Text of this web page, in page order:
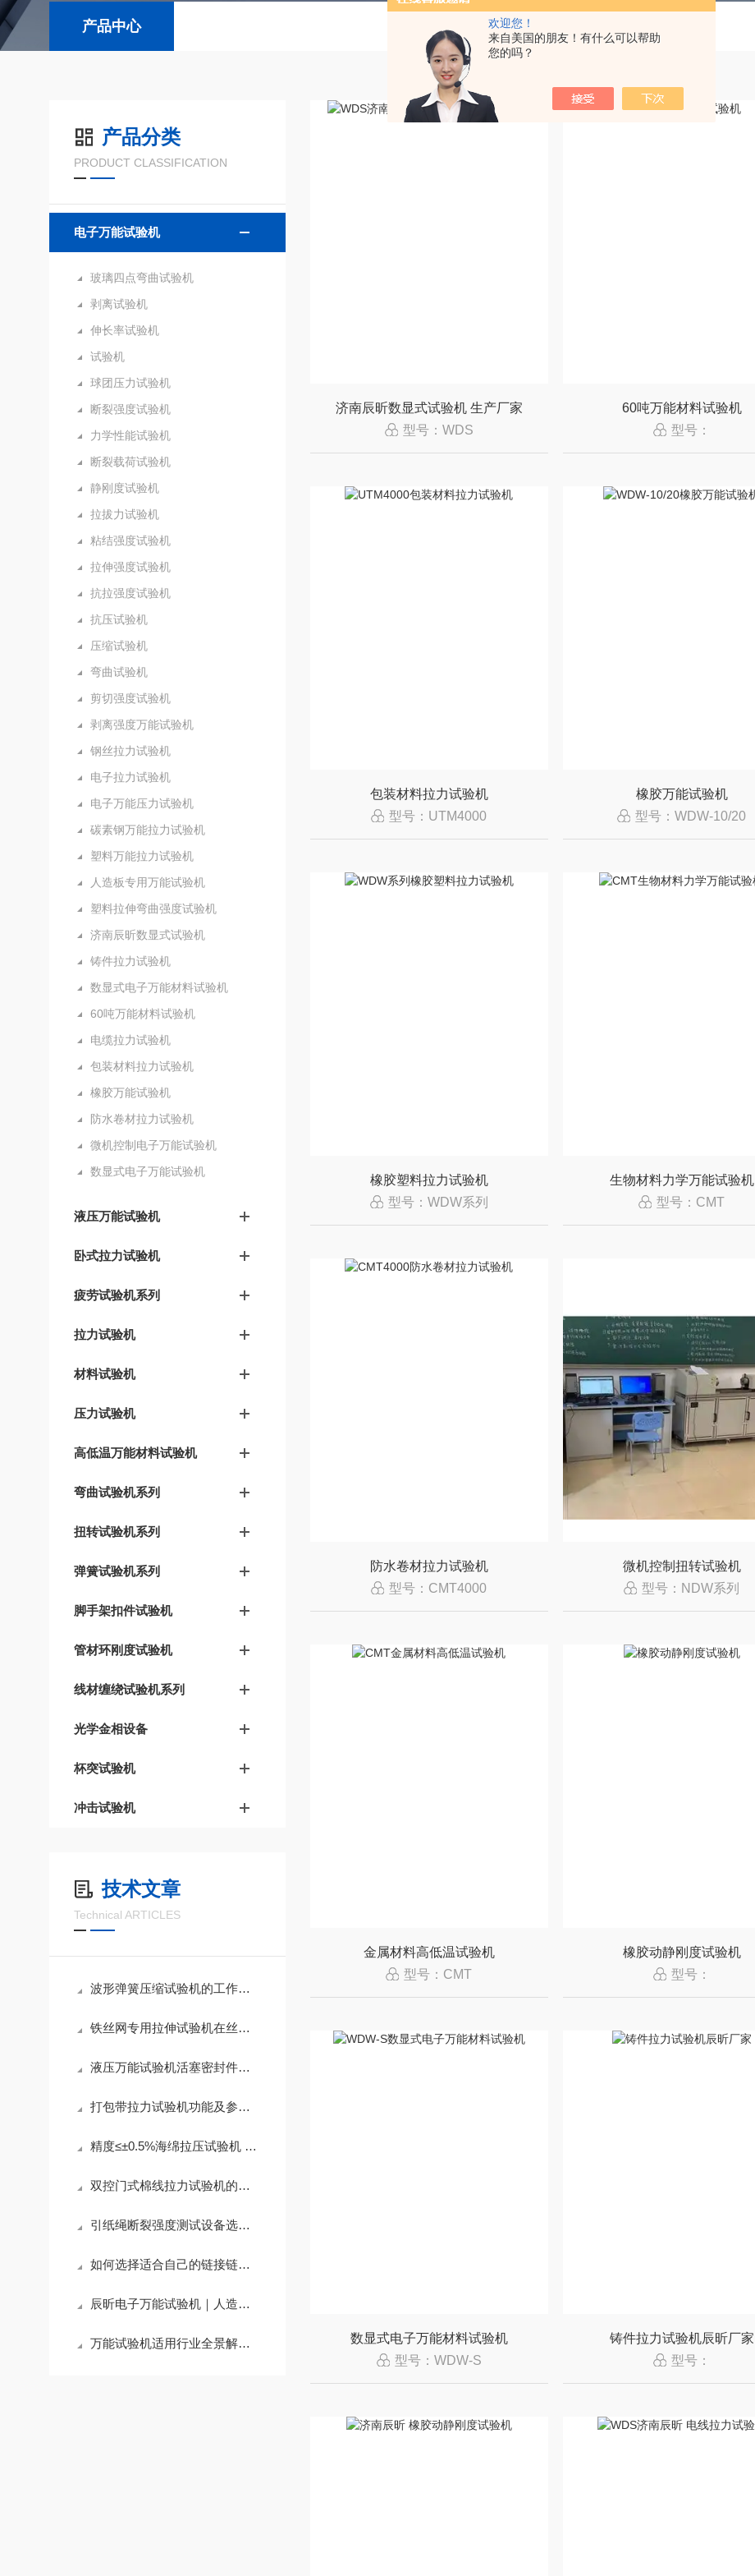
欢迎您！
来自美国的朋友！有什么可以帮助
您的吗？
产品中心
产品分类
PRODUCT CLASSIFICATION
电子万能试验机
玻璃四点弯曲试验机
剥离试验机
伸长率试验机
试验机
球团压力试验机
断裂强度试验机
力学性能试验机
断裂载荷试验机
静刚度试验机
拉拔力试验机
粘结强度试验机
拉伸强度试验机
抗拉强度试验机
抗压试验机
压缩试验机
弯曲试验机
剪切强度试验机
剥离强度万能试验机
钢丝拉力试验机
电子拉力试验机
电子万能压力试验机
碳素钢万能拉力试验机
塑料万能拉力试验机
人造板专用万能试验机
塑料拉伸弯曲强度试验机
济南辰昕数显式试验机
铸件拉力试验机
数显式电子万能材料试验机
60吨万能材料试验机
电缆拉力试验机
包装材料拉力试验机
橡胶万能试验机
防水卷材拉力试验机
微机控制电子万能试验机
数显式电子万能试验机
液压万能试验机
卧式拉力试验机
疲劳试验机系列
拉力试验机
材料试验机
压力试验机
高低温万能材料试验机
弯曲试验机系列
扭转试验机系列
弹簧试验机系列
脚手架扣件试验机
管材环刚度试验机
线材缠绕试验机系列
光学金相设备
杯突试验机
冲击试验机
技术文章
Technical ARTICLES
波形弹簧压缩试验机的工作原理
铁丝网专用拉伸试验机在丝网力学性能检测中的应用
液压万能试验机活塞密封件失效机理及预防性维护方案
打包带拉力试验机功能及参数介绍
精度≤±0.5%海绵拉压试验机 泡棉多功能力学检测设备参数一览
双控门式棉线拉力试验机的精度如何来判断
引纸绳断裂强度测试设备选择方案
如何选择适合自己的链接链拉力检测试验机
辰昕电子万能试验机｜人造板力学检测应用方案
万能试验机适用行业全景解析：辰昕试验机技术方案适配领域深度指南
济南辰昕数显式试验机 生产厂家
型号：WDS
60吨万能材料试验机
型号：
包装材料拉力试验机
型号：UTM4000
橡胶万能试验机
型号：WDW-10/20
橡胶塑料拉力试验机
型号：WDW系列
生物材料力学万能试验机
型号：CMT
防水卷材拉力试验机
型号：CMT4000
微机控制扭转试验机
型号：NDW系列
金属材料高低温试验机
型号：CMT
橡胶动静刚度试验机
型号：
数显式电子万能材料试验机
型号：WDW-S
铸件拉力试验机辰昕厂家
型号：